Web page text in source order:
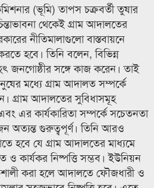
(ভূমি) তাপস চক্রবর্তী তুষার
থেকেই গ্রাম আদালতের
নীতিমালাগুলো বাস্তবায়নে
হবে। তিনি বলেন, বিভিন্ন
জনগোষ্ঠীর সঙ্গে কাজ করেন। তাই
মধ্যে গ্রাম আদালত সম্পর্কে
গ্রাম আদালতের সুবিধাসমূহ
এর কার্যকারিতা সম্পর্কে সচেতনতা
অত্যন্ত গুরুত্বপূর্ণ। তিনি আরও
হবে যে গ্রাম আদালতের মাধ্যমে
কার্যকর নিষ্পত্তি সম্ভব। ইউনিয়ন
করা হলে আদালতে ফৌজধারী ও